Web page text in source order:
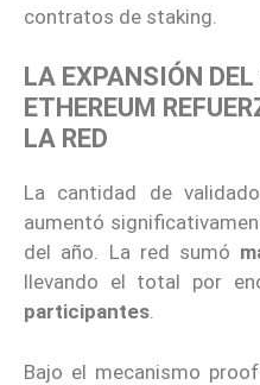
contratos de staking.
LA EXPANSIÓN
ETHEREUM
LA RED
La cantidad de
aumentó
del año. La red sumó
llevando el total por
participantes.
Bajo el mecanismo